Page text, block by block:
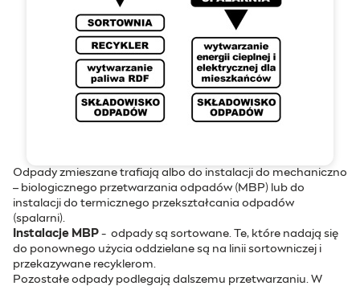
Odpady zmieszane trafiają albo do instalacji do mechaniczno
– biologicznego przetwarzania odpadów (MBP) lub do
instalacji do termicznego przekształcania odpadów
(spalarni).
Instalacje MBP - odpady są sortowane. Te, które nadają się
do ponownego użycia oddzielane są na linii sortowniczej i
przekazywane recyklerom.
Pozostałe odpady podlegają dalszemu przetwarzaniu. W